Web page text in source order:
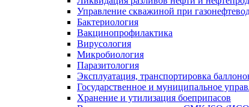
Управление скважиной при
Бактериология
Вакцинопрофилактика
Вирусология
Микробиология
Паразитология
Эксплуатация, транспортировка
Государственное и муниципальное
Хранение и утилизация боеприпасов